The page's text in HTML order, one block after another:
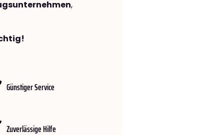
,
Günstiger Service
Zuverlässige Hilfe